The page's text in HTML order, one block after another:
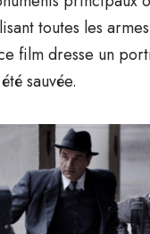
toutes les
film dresse un
sauvée.